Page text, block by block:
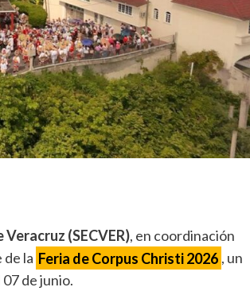
(SECVER), en coordinación
de la Feria de Corpus Christi 2026 , un
de junio.